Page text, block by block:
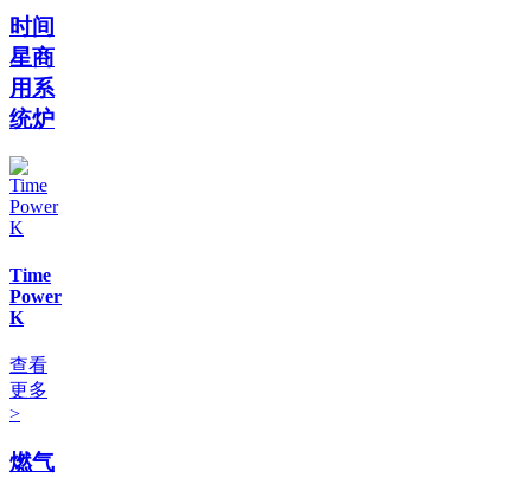
时间
星商
用系
统炉
Time
Power
K
查看
更多
>
燃气